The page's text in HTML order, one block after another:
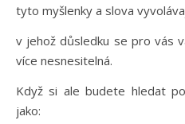
tyto myšlenky a slova
v jehož důsledku se pro vás
více nesnesitelná.
Když si ale budete hledat
jako: